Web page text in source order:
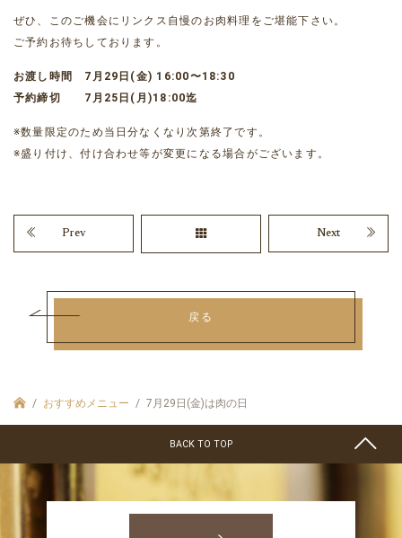
ぜひ、このご機会にリンクス自慢のお肉料理をご堪能下さい。
ご予約お待ちしております。
お渡し時間 7月29日(金) 16:00〜18:30
予約締切 7月25日(月)18:00迄
※数量限定のため当日分なくなり次第終了です。
※盛り付け、付け合わせ等が変更になる場合がございます。
Prev Next
戻る
おすすめメニュー 7月29日(金)は肉の日
BACK TO TOP